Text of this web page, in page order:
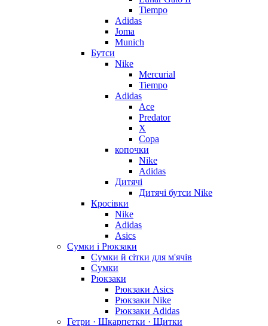
Tiempo
Adidas
Joma
Munich
Бутси
Nike
Mercurial
Tiempo
Adidas
Ace
Predator
X
Copa
копочки
Nike
Adidas
Дитячі
Дитячі бутси Nike
Кросівки
Nike
Adidas
Asics
Сумки і Рюкзаки
Сумки й сітки для м'ячів
Сумки
Рюкзаки
Рюкзаки Asics
Рюкзаки Nike
Рюкзаки Adidas
Гетри · Шкарпетки · Щитки